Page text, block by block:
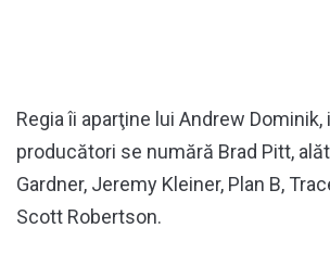
Regia îi aparţine lui Andrew Dominik,
producători se numără Brad Pitt,
Gardner, Jeremy Kleiner, Plan B,
Scott Robertson.